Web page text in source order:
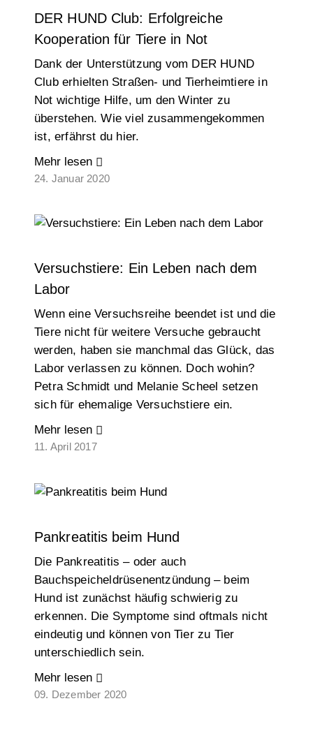
DER HUND Club: Erfolgreiche
Kooperation für Tiere in Not
Dank der Unterstützung vom DER HUND
Club erhielten Straßen- und Tierheimtiere in
Not wichtige Hilfe, um den Winter zu
überstehen. Wie viel zusammengekommen
ist, erfährst du hier.
Mehr lesen
24. Januar 2020
Versuchstiere: Ein Leben nach dem
Labor
Wenn eine Versuchsreihe beendet ist und die
Tiere nicht für weitere Versuche gebraucht
werden, haben sie manchmal das Glück, das
Labor verlassen zu können. Doch wohin?
Petra Schmidt und Melanie Scheel setzen
sich für ehemalige Versuchstiere ein.
Mehr lesen
11. April 2017
Pankreatitis beim Hund
Die Pankreatitis – oder auch
Bauchspeicheldrüsenentzündung – beim
Hund ist zunächst häufig schwierig zu
erkennen. Die Symptome sind oftmals nicht
eindeutig und können von Tier zu Tier
unterschiedlich sein.
Mehr lesen
09. Dezember 2020